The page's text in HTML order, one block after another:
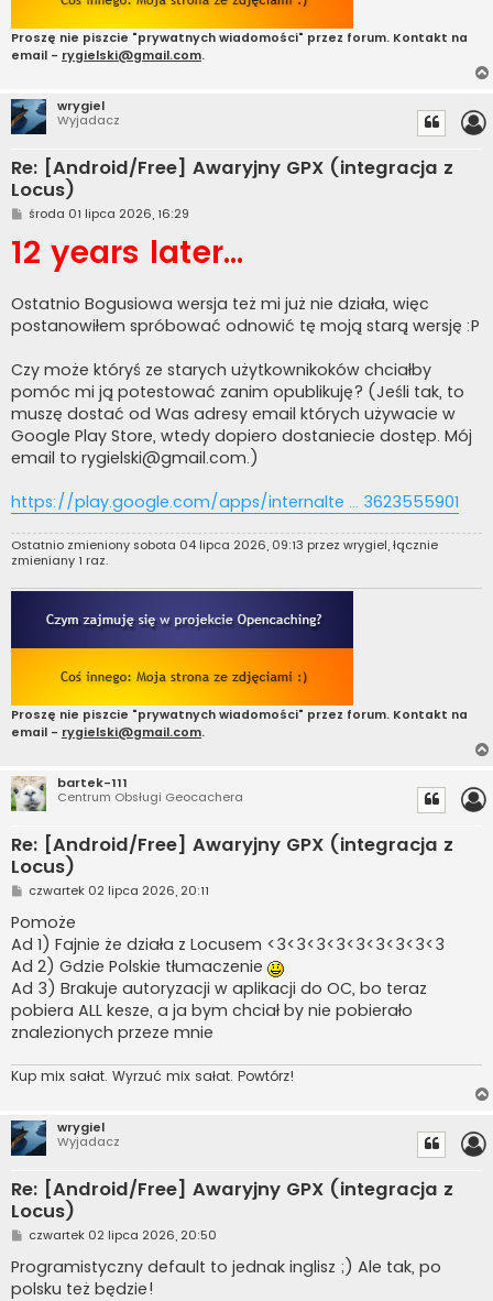
Proszę nie piszcie "prywatnych wiadomości" przez forum. Kontakt na
email - rygielski@gmail.com.
wrygiel
Wyjadacz
Re: [Android/Free] Awaryjny GPX (integracja z
Locus)
P
s
t
środa 01 lipca 2026, 16:29
12 years later...
Ostatnio Bogusiowa wersja też mi już nie działa, więc
postanowiłem spróbować odnowić tę moją starą wersję :P
Czy może któryś ze starych użytkownikoków chciałby
pomóc mi ją potestować zanim opublikuję? (Jeśli tak, to
muszę dostać od Was adresy email których używacie w
Google Play Store, wtedy dopiero dostaniecie dostęp. Mój
email to rygielski@gmail.com.)
https://play.google.com/apps/internalte ... 3623555901
Ostatnio zmieniony sobota 04 lipca 2026, 09:13 przez wrygiel , łącznie
zmieniany 1 raz.
Proszę nie piszcie "prywatnych wiadomości" przez forum. Kontakt na
email - rygielski@gmail.com.
bartek-111
Centrum Obsługi Geocachera
Re: [Android/Free] Awaryjny GPX (integracja z
Locus)
P
s
t
czwartek 02 lipca 2026, 20:11
Pomoże
Ad 1) Fajnie że działa z Locusem <3<3<3<3<3<3<3<3<3
Ad 2) Gdzie Polskie tłumaczenie
Ad 3) Brakuje autoryzacji w aplikacji do OC, bo teraz
pobiera ALL kesze, a ja bym chciał by nie pobierało
znalezionych przeze mnie
Kup mix sałat. Wyrzuć mix sałat. Powtórz!
wrygiel
Wyjadacz
Re: [Android/Free] Awaryjny GPX (integracja z
Locus)
P
s
t
czwartek 02 lipca 2026, 20:50
Programistyczny default to jednak inglisz ;) Ale tak, po
polsku też będzie!